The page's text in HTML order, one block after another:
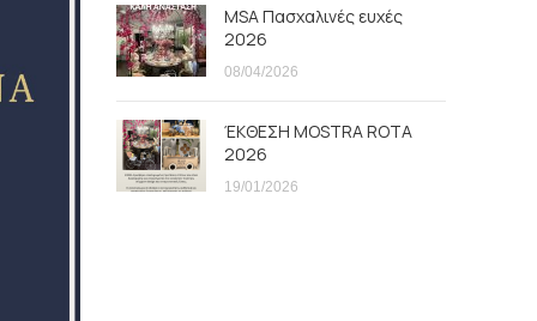
MSA Πασχαλινές ευχές
2026
08/04/2026
ΈΚΘΕΣΗ MOSTRA ROTA
2026
19/01/2026